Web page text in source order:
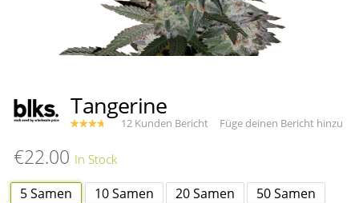
Tangerine
12 Kunden Bericht Füge deinen Bericht hinzu
€22.00
5 Samen 10 Samen 20 Samen 50 Samen